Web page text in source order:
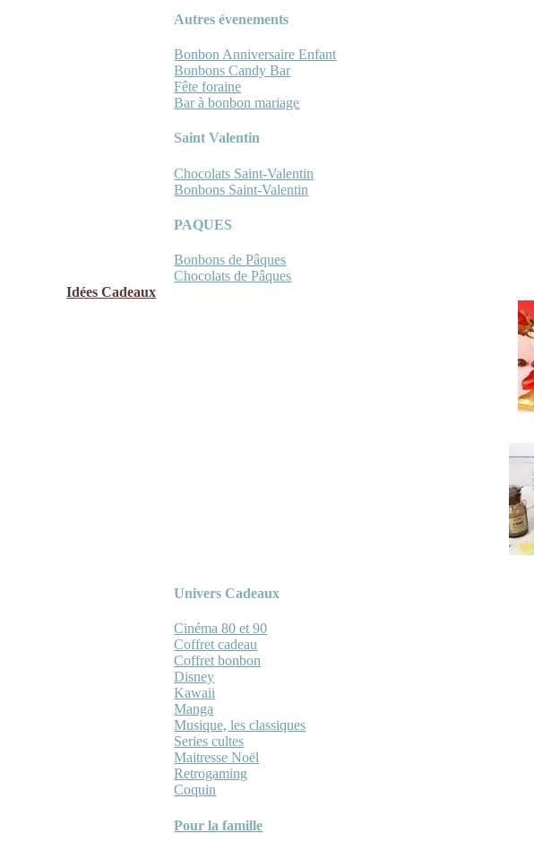
Autres évenements
Bonbon Anniversaire Enfant
Bonbons Candy Bar
Fête foraine
Bar à bonbon mariage
Saint Valentin
Chocolats Saint-Valentin
Bonbons Saint-Valentin
PAQUES
Bonbons de Pâques
Chocolats de Pâques
Idées Cadeaux
Univers Cadeaux
Cinéma 80 et 90
Coffret cadeau
Coffret bonbon
Disney
Kawaii
Manga
Musique, les classiques
Series cultes
Maitresse Noël
Retrogaming
Coquin
Pour la famille